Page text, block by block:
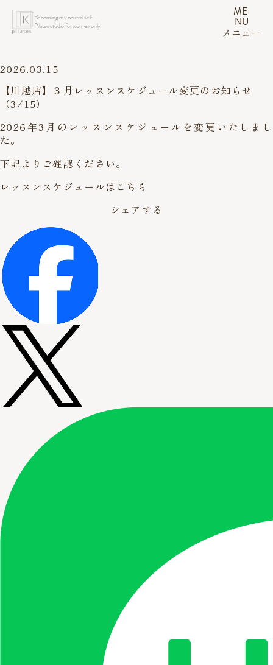
Becoming my neutral self.
Pilates studio for women only.
ME
NU
メニュー
2026.03.15
【川越店】３月レッスンスケジュール変更のお知らせ
（3/15）
2026年3月のレッスンスケジュールを変更いたしまし
た。
下記よりご確認ください。
レッスンスケジュールはこちら
シェアする